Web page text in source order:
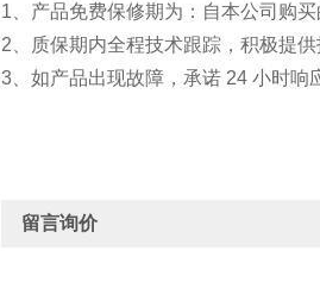
1、产品免费保修期为：自本公司购
2、质保期内全程技术跟踪，积极提供
3、如产品出现故障，承诺 24 小时响
留言询价